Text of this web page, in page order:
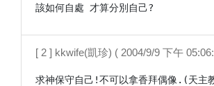
[ 2 ] kkwife(凱珍) ( 2004/9/9 下午
求神保守自己!不可以拿香拜偶像.(天主